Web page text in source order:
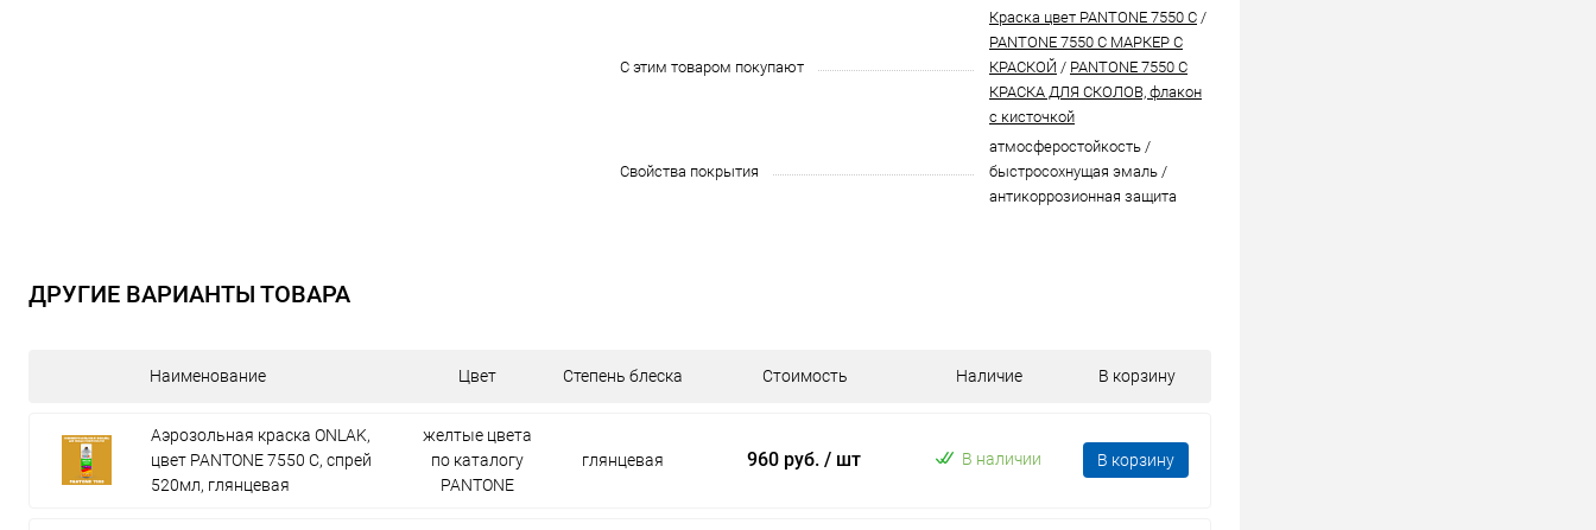
С этим товаром покупают
Краска цвет PANTONE 7550 C /
PANTONE 7550 C МАРКЕР С
КРАСКОЙ / PANTONE 7550 C
КРАСКА ДЛЯ СКОЛОВ, флакон
с кисточкой
Свойства покрытия
атмосферостойкоcть /
быстросохнущая эмаль /
антикоррозионная защита
ДРУГИЕ ВАРИАНТЫ ТОВАРА
Наименование Цвет Степень блеска Стоимость Наличие В корзину
Аэрозольная краска ONLAK,
цвет PANTONE 7550 C, спрей
520мл, глянцевая
желтые цвета
по каталогу
PANTONE
глянцевая 960 руб. / шт В наличии В корзину